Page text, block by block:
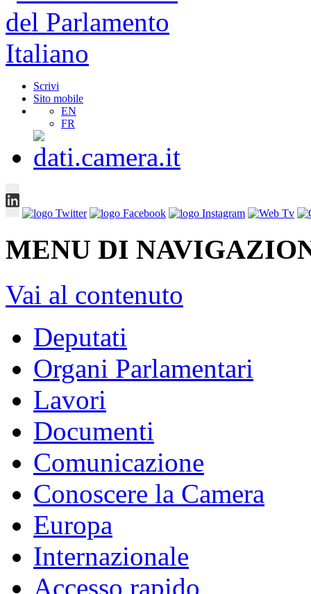
Scrivi
Sito mobile
EN
FR
MENU DI
Vai al contenuto
Deputati
Organi Parlamentari
Lavori
Documenti
Comunicazione
Conoscere la Camera
Europa
Internazionale
Accesso rapido